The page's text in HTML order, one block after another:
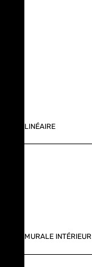
LINÉAIRE
MURALE INTÉRIEUR